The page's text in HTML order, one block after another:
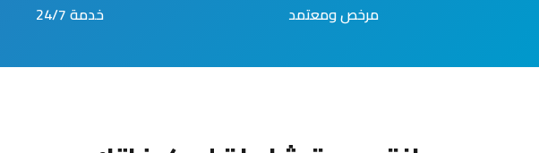
مرخص ومعتمد خدمة 24/7